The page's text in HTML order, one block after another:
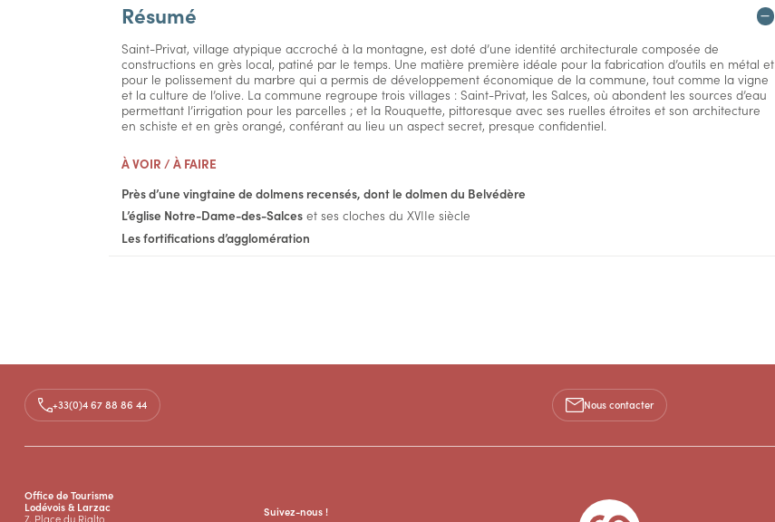
Résumé
Saint-Privat, village atypique accroché à la montagne, est doté d’une identité architecturale composée de
constructions en grès local, patiné par le temps. Une matière première idéale pour la fabrication d’outils en métal et
pour le polissement du marbre qui a permis de développement économique de la commune, tout comme la vigne
et la culture de l’olive. La commune regroupe trois villages : Saint-Privat, les Salces, où abondent les sources d’eau
permettant l’irrigation pour les parcelles ; et la Rouquette, pittoresque avec ses ruelles étroites et son architecture
en schiste et en grès orangé, conférant au lieu un aspect secret, presque confidentiel.
À VOIR / À FAIRE
Près d’une vingtaine de dolmens recensés, dont le dolmen du Belvédère
L’église Notre-Dame-des-Salceset ses cloches du XVIIe siècle
Les fortifications d’agglomération
+33(0)4 67 88 86 44 Nous contacter
Office de Tourisme
Lodévois & Larzac
7, Place du Rialto
Suivez-nous !